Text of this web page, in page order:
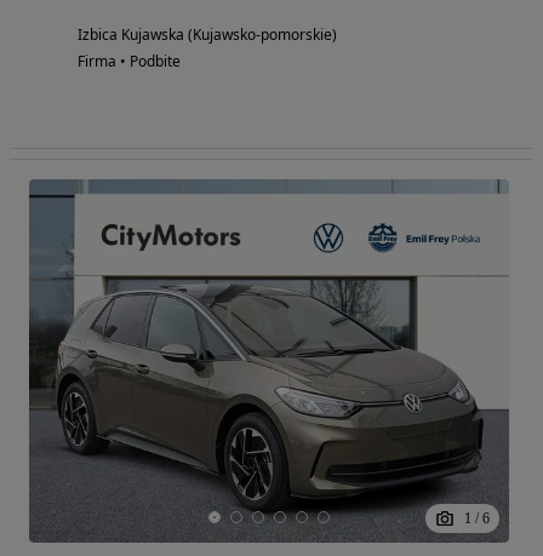
Izbica Kujawska (Kujawsko-pomorskie)
Firma • Podbite
1 / 6